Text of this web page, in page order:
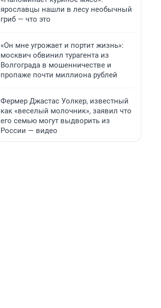
ярославцы нашли в лесу необычный
гриб — что это
«Он мне угрожает и портит жизнь»:
москвич обвинил турагента из
Волгограда в мошенничестве и
пропаже почти миллиона рублей
Фермер Джастас Уолкер, известный
как «веселый молочник», заявил что
его семью могут выдворить из
России — видео